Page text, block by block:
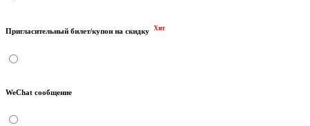
Пригласительный билет/купон на скидку Хит
WeChat сообщение